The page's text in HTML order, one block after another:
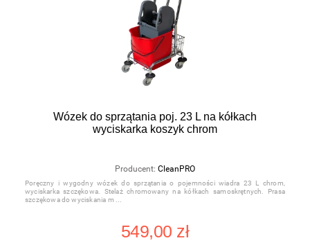
Wózek do sprzątania poj. 23 L na kółkach
wyciskarka koszyk chrom
Producent: CleanPRO
Poręczny i wygodny wózek do sprzątania o pojemności wiadra 23 L chrom,
wyciskarka szczękowa. Stelaż chromowany na kółkach samoskrętnych. Prasa
szczękowa do wyciskania m
549,00 zł